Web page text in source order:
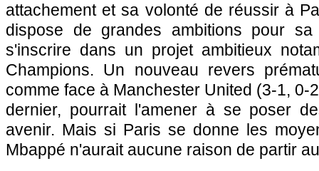
attachement et sa volonté de réussir à
dispose de grandes ambitions pour
s'inscrire dans un projet ambitieux
Champions. Un nouveau revers
comme face à Manchester United (3-1, 0-
dernier, pourrait l'amener à se poser
avenir. Mais si Paris se donne les
Mbappé n'aurait aucune raison de partir